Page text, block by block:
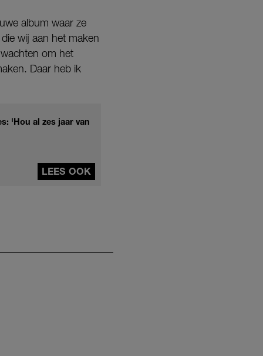
album waar ze
wij aan het maken
om het
Daar heb ik
'Hou al zes jaar van
LEES OOK